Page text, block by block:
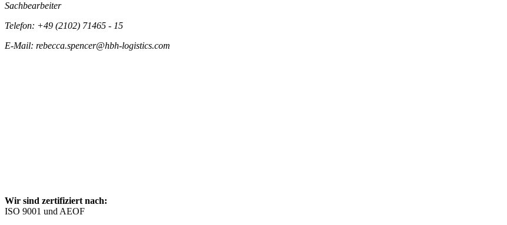
Sachbearbeiter
Telefon: +49 (2102) 71465 - 15
E-Mail: rebecca.spencer@hbh-logistics.com
Wir sind zertifiziert nach:
ISO 9001 und AEOF